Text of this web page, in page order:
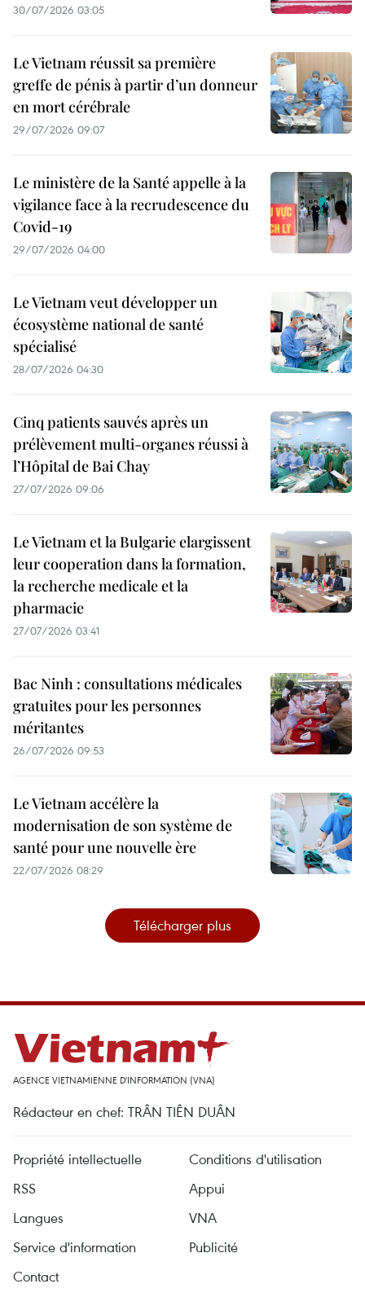
30/07/2026 03:05
Le Vietnam réussit sa première
greffe de pénis à partir d’un donneur
en mort cérébrale
29/07/2026 09:07
Le ministère de la Santé appelle à la
vigilance face à la recrudescence du
Covid-19
29/07/2026 04:00
Le Vietnam veut développer un
écosystème national de santé
spécialisé
28/07/2026 04:30
Cinq patients sauvés après un
prélèvement multi-organes réussi à
l’Hôpital de Bai Chay
27/07/2026 09:06
Le Vietnam et la Bulgarie elargissent
leur cooperation dans la formation,
la recherche medicale et la
pharmacie
27/07/2026 03:41
Bac Ninh : consultations médicales
gratuites pour les personnes
méritantes
26/07/2026 09:53
Le Vietnam accélère la
modernisation de son système de
santé pour une nouvelle ère
22/07/2026 08:29
Télécharger plus
AGENCE VIETNAMIENNE D'INFORMATION (VNA)
Rédacteur en chef: TRÂN TIÊN DUÂN
Propriété intellectuelle
Conditions d'utilisation
RSS
Appui
Langues
VNA
Service d'information
Publicité
Contact